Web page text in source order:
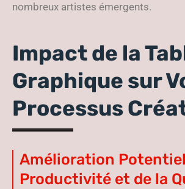
nombreux artistes émergents.
Impact de la
Graphique sur
Processus
Amélioration
Productivité et de la